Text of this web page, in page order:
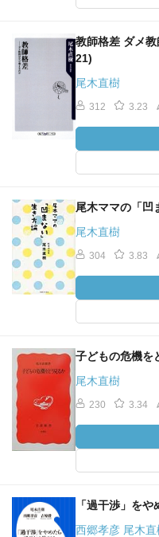
教師格差 ダメ
21)
尾木直樹
312 3.23
尾木ママの「凹
尾木直樹
304 3.83
子どもの危機を
尾木直樹
230 3.34
「過干渉」を
西郷孝彦 尾木